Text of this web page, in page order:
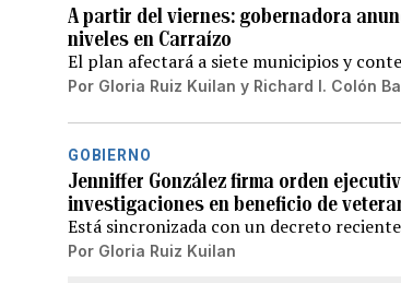
A partir del viernes: gobernadora
niveles en Carraízo
El plan afectará a siete municipios y
Por Gloria Ruiz Kuilan y Richard I. Colón
GOBIERNO
Jenniffer González firma orden
investigaciones en beneficio de
Está sincronizada con un decreto
Por Gloria Ruiz Kuilan